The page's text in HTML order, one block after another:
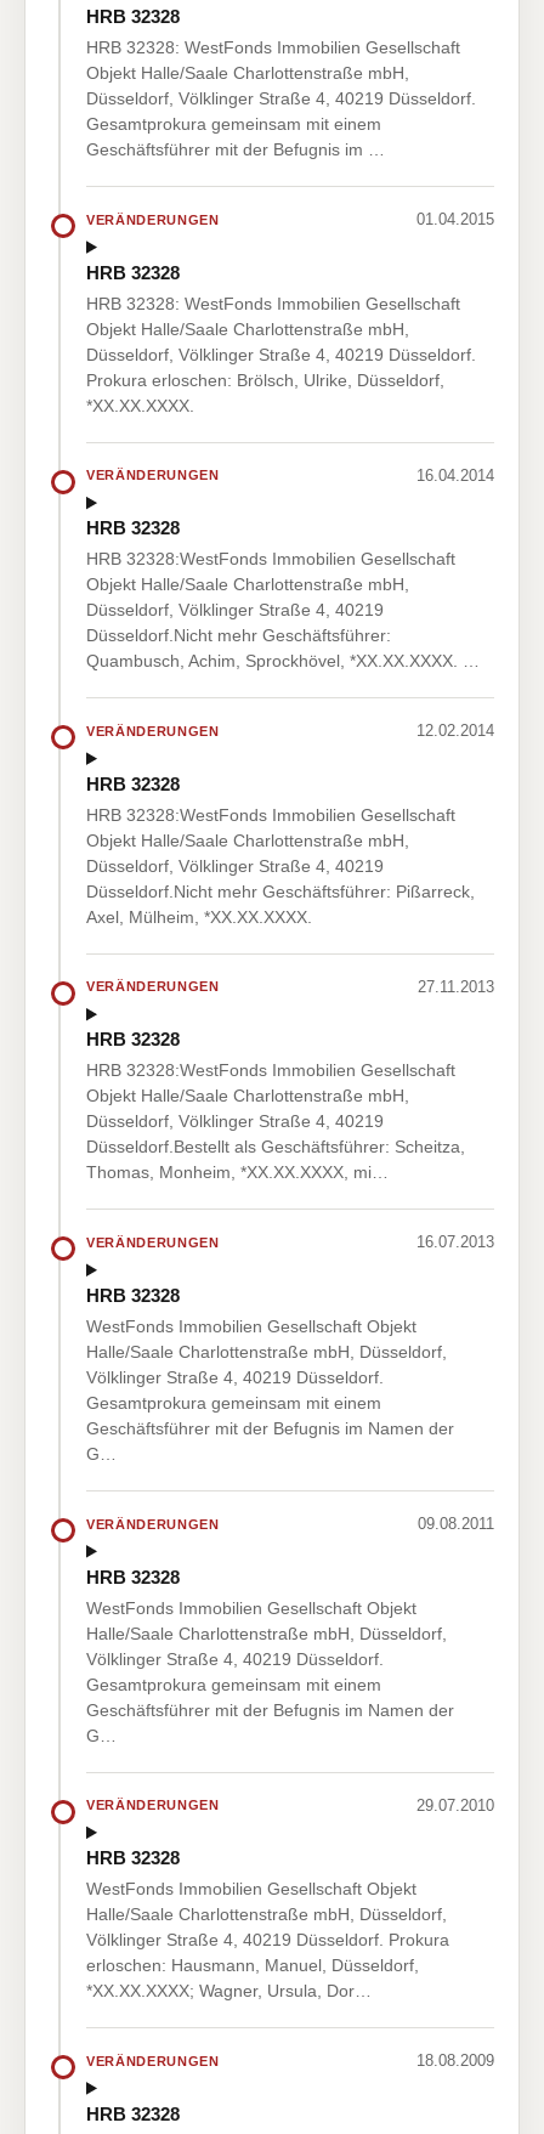
HRB 32328
HRB 32328: WestFonds Immobilien Gesellschaft
Objekt Halle/Saale Charlottenstraße mbH,
Düsseldorf, Völklinger Straße 4, 40219 Düsseldorf.
Gesamtprokura gemeinsam mit einem
Geschäftsführer mit der Befugnis im …
VERÄNDERUNGEN 01.04.2015
HRB 32328
HRB 32328: WestFonds Immobilien Gesellschaft
Objekt Halle/Saale Charlottenstraße mbH,
Düsseldorf, Völklinger Straße 4, 40219 Düsseldorf.
Prokura erloschen: Brölsch, Ulrike, Düsseldorf,
*XX.XX.XXXX.
VERÄNDERUNGEN 16.04.2014
HRB 32328
HRB 32328:WestFonds Immobilien Gesellschaft
Objekt Halle/Saale Charlottenstraße mbH,
Düsseldorf, Völklinger Straße 4, 40219
Düsseldorf.Nicht mehr Geschäftsführer:
Quambusch, Achim, Sprockhövel, *XX.XX.XXXX. …
VERÄNDERUNGEN 12.02.2014
HRB 32328
HRB 32328:WestFonds Immobilien Gesellschaft
Objekt Halle/Saale Charlottenstraße mbH,
Düsseldorf, Völklinger Straße 4, 40219
Düsseldorf.Nicht mehr Geschäftsführer: Pißarreck,
Axel, Mülheim, *XX.XX.XXXX.
VERÄNDERUNGEN 27.11.2013
HRB 32328
HRB 32328:WestFonds Immobilien Gesellschaft
Objekt Halle/Saale Charlottenstraße mbH,
Düsseldorf, Völklinger Straße 4, 40219
Düsseldorf.Bestellt als Geschäftsführer: Scheitza,
Thomas, Monheim, *XX.XX.XXXX, mi…
VERÄNDERUNGEN 16.07.2013
HRB 32328
WestFonds Immobilien Gesellschaft Objekt
Halle/Saale Charlottenstraße mbH, Düsseldorf,
Völklinger Straße 4, 40219 Düsseldorf.
Gesamtprokura gemeinsam mit einem
Geschäftsführer mit der Befugnis im Namen der
G…
VERÄNDERUNGEN 09.08.2011
HRB 32328
WestFonds Immobilien Gesellschaft Objekt
Halle/Saale Charlottenstraße mbH, Düsseldorf,
Völklinger Straße 4, 40219 Düsseldorf.
Gesamtprokura gemeinsam mit einem
Geschäftsführer mit der Befugnis im Namen der
G…
VERÄNDERUNGEN 29.07.2010
HRB 32328
WestFonds Immobilien Gesellschaft Objekt
Halle/Saale Charlottenstraße mbH, Düsseldorf,
Völklinger Straße 4, 40219 Düsseldorf. Prokura
erloschen: Hausmann, Manuel, Düsseldorf,
*XX.XX.XXXX; Wagner, Ursula, Dor…
VERÄNDERUNGEN 18.08.2009
HRB 32328